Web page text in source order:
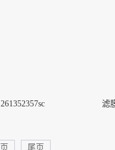
滤
尾页